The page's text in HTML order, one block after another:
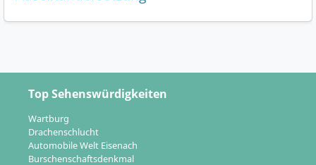
Top Sehenswürdigkeiten
Wartburg
Drachenschlucht
Automobile Welt Eisenach
Burschenschaftsdenkmal